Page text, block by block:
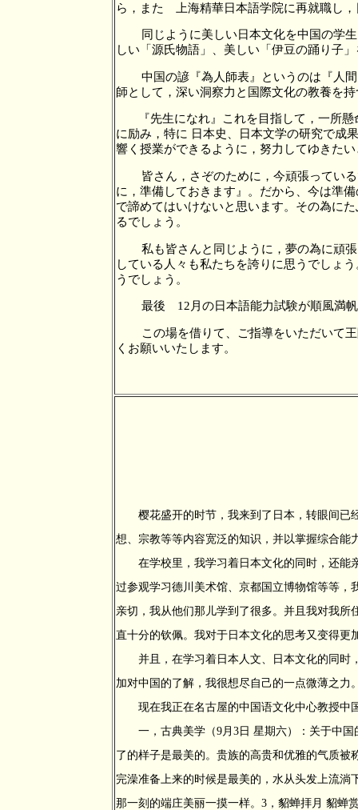
ら，また 上海精華日本語学院に再就職し
同じように美しい日本文化を中国の学
しい「源氏物語」、美しい「伊豆の踊り子
中国の諺『為人師表』というのは『人
師として，深い洞察力と国際文化の教養を
『先生になれ』これを目指して，一所
に励み，特に 日本史、日本文学の研究で成
響く授業ができるように，努力してゆきた
皆さん，さぞのために，今頑張ってい
に，準備しておきます』。だから、今は準
で諦めてはいけないと思います。その為に
るでしょう。
私も皆さんと同じように，夢の為に頑
している人々も私たちを誇りに思うでしょ
うでしょう。
最後 12月の日本語能力試験が順風満
この場を借りて、ご指導をいただいて
くお願いいたします。
樱花盛开的时节，我来到了日本，转眼间已
想、宗教等等内容宽泛的知识，并以掌握综合能
在学校里，我学习着日本文化的同时，还能
过参观学习德川美术馆、京都国立博物馆等等
亲切，我从他们那儿学到了很多。并且我对我所
直十分的钦佩。我对于日本文化的思考又变得更
并且，在学习着日本人文、日本文化的同时
加对中国的了解，我很想尽自己的一点微薄之力
现在我正在名古屋的中国语文化中心教授中
一，古典美学（9月3日 星期六）：关于中国
了的样子是最美的。贵族的高贵和优雅的气质被
完澡准备上来的时候是最美的，水从头发上流
那一刻的端庄美丽一摸一样。3，貂蝉拝月 貂蝉